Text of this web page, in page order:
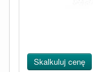
Skalkuluj cenę